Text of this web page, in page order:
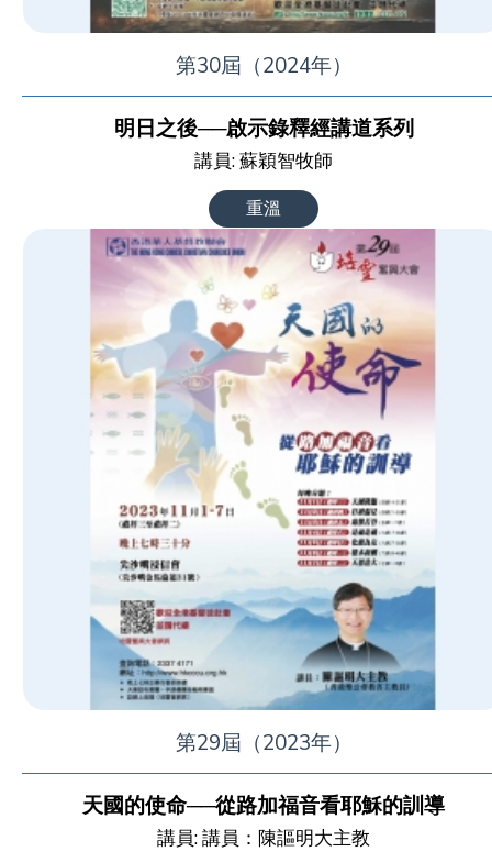
第30屆（2024年）
明日之後──啟示錄釋經講道系列
講員: 蘇穎智牧師
重溫
第29屆（2023年）
天國的使命──從路加福音看耶穌的訓導
講員: 講員：陳謳明大主教